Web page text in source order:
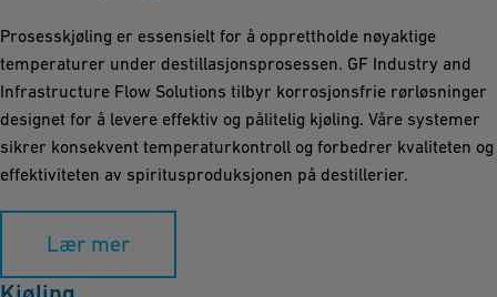
Prosesskjøling er essensielt for å opprettholde nøyaktige
temperaturer under destillasjonsprosessen. GF Industry and
Infrastructure Flow Solutions tilbyr korrosjonsfrie rørløsninger
designet for å levere effektiv og pålitelig kjøling. Våre systemer
sikrer konsekvent temperaturkontroll og forbedrer kvaliteten og
effektiviteten av spiritusproduksjonen på destillerier.
Lær mer